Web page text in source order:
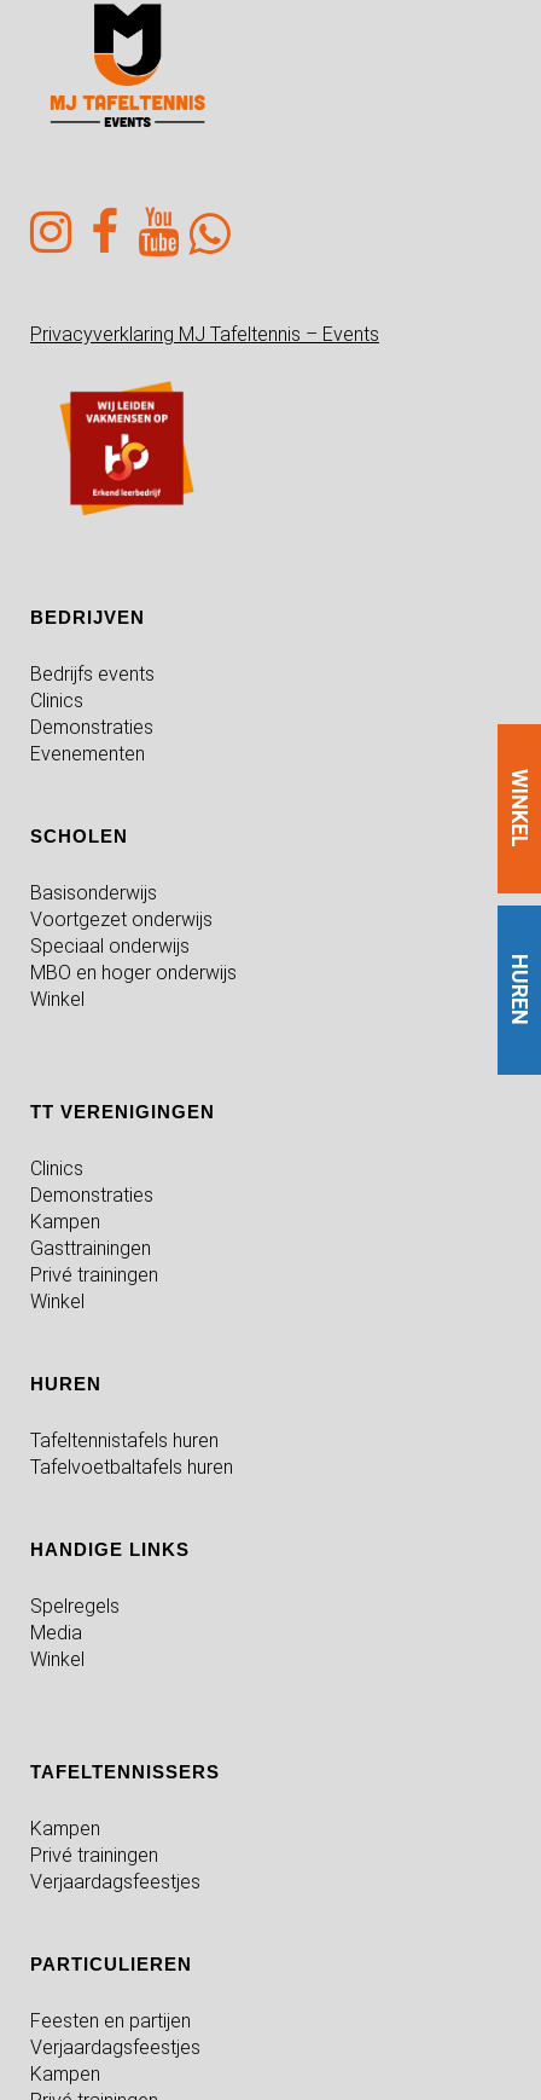
HUREN
WINKEL
Privacyverklaring MJ Tafeltennis – Events
BEDRIJVEN
Bedrijfs events
Clinics
Demonstraties
Evenementen
SCHOLEN
Basisonderwijs
Voortgezet onderwijs
Speciaal onderwijs
MBO en hoger onderwijs
Winkel
TT VERENIGINGEN
Clinics
Demonstraties
Kampen
Gasttrainingen
Privé trainingen
Winkel
HUREN
Tafeltennistafels huren
Tafelvoetbaltafels huren
HANDIGE LINKS
Spelregels
Media
Winkel
TAFELTENNISSERS
Kampen
Privé trainingen
Verjaardagsfeestjes
PARTICULIEREN
Feesten en partijen
Verjaardagsfeestjes
Kampen